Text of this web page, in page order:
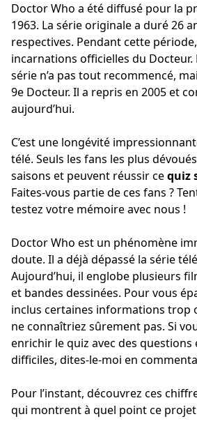
Doctor Who a été diffusé pour la
1963. La série originale a duré 26
respectives. Pendant cette
incarnations officielles du Docteur.
série n’a pas tout recommencé,
9e Docteur. Il a repris en 2005 et
aujourd’hui.
C’est une longévité
télé. Seuls les fans les plus
saisons et peuvent réussir cequiz
Faites-vous partie de ces fans ?
testez votre mémoire avec nous !
Doctor Who est un phénomène
doute. Il a déjà dépassé la série
Aujourd’hui, il englobe plusieurs
et bandes dessinées. Pour vous
inclus certaines informations trop
ne connaîtriez sûrement pas. Si
enrichir le quiz avec des questions
difficiles, dites-le-moi en
Pour l’instant, découvrez ces
qui montrent à quel point ce